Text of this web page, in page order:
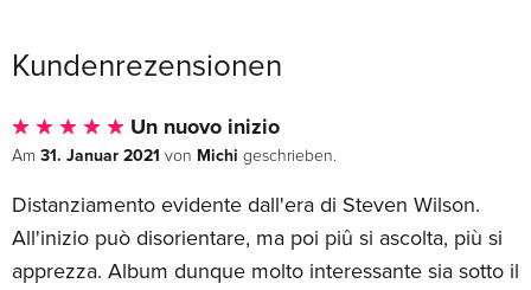
Kundenrezensionen
Un nuovo inizio
Am 31. Januar 2021 von Michi geschrieben.
Distanziamento evidente dall'era di Steven Wilson.
All'inizio può disorientare, ma poi piû si ascolta, più si
apprezza. Album dunque molto interessante sia sotto il